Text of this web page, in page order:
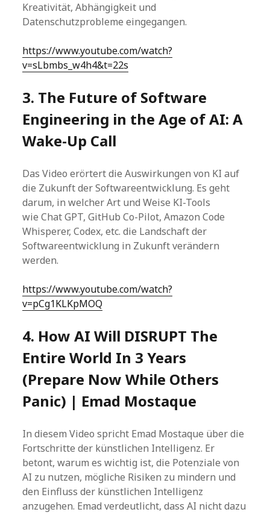
Kreativität, Abhängigkeit und
Datenschutzprobleme eingegangen.
https://www.youtube.com/watch?
v=sLbmbs_w4h4&t=22s
3. The Future of Software
Engineering in the Age of AI: A
Wake-Up Call
Das Video erörtert die Auswirkungen von KI auf
die Zukunft der Softwareentwicklung. Es geht
darum, in welcher Art und Weise KI-Tools
wie Chat GPT, GitHub Co-Pilot, Amazon Code
Whisperer, Codex, etc. die Landschaft der
Softwareentwicklung in Zukunft verändern
werden.
https://www.youtube.com/watch?
v=pCg1KLKpMOQ
4. How AI Will DISRUPT The
Entire World In 3 Years
(Prepare Now While Others
Panic) | Emad Mostaque
In diesem Video spricht Emad Mostaque über die
Fortschritte der künstlichen Intelligenz. Er
betont, warum es wichtig ist, die Potenziale von
AI zu nutzen, mögliche Risiken zu mindern und
den Einfluss der künstlichen Intelligenz
anzugehen. Emad verdeutlicht, dass AI nicht dazu